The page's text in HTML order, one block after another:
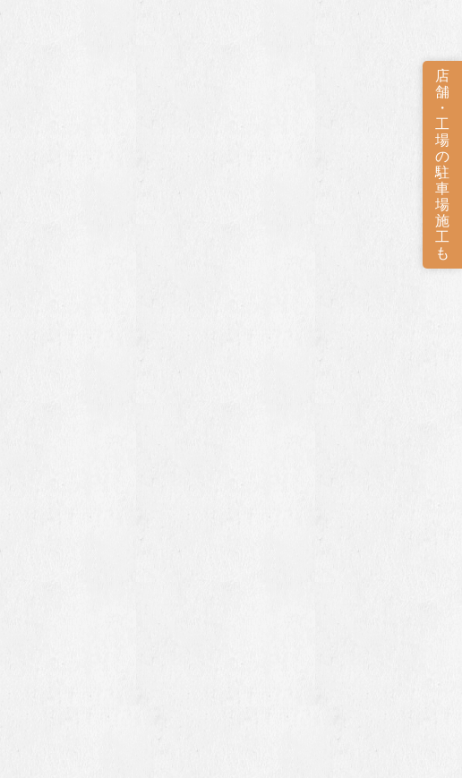
店
舗
・
工
場
の
駐
車
場
施
工
も